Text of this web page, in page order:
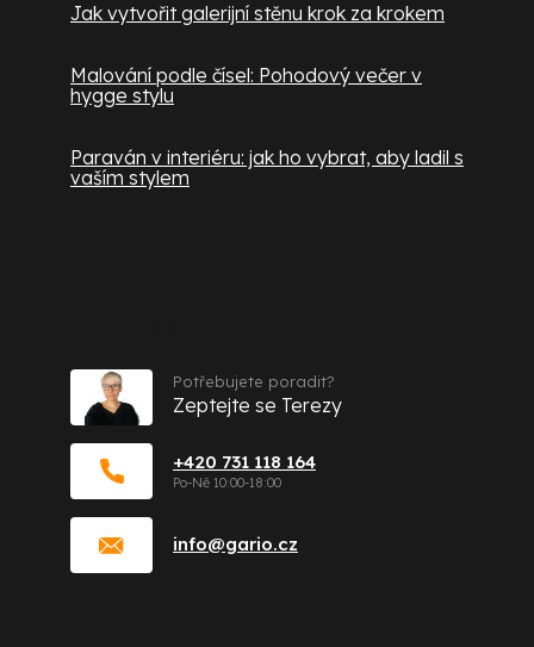
Jak vytvořit galerijní stěnu krok za krokem
Malování podle čísel: Pohodový večer v
hygge stylu
Paraván v interiéru: jak ho vybrat, aby ladil s
vaším stylem
info@gario.cz
+420 731 118 164
Potřebujete poradit?
Zeptejte se Terezy